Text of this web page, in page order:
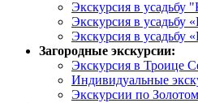
Экскурсия в усадьбу
Экскурсия в усадьбу
Экскурсия в усадьбу
Загородные экскурсии:
Экскурсия в Троице
Индивидуальные
Экскурсии по